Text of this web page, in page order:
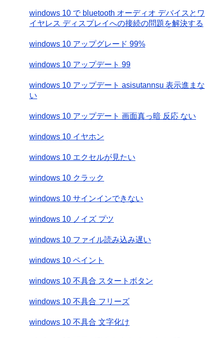
windows 10 で bluetooth オーディオ デバイスとワ
イヤレス ディスプレイへの接続の問題を解決する
windows 10 アップグレード 99%
windows 10 アップデート 99
windows 10 アップデート asisutannsu 表示進まな
い
windows 10 アップデート 画面真っ暗 反応 ない
windows 10 イヤホン
windows 10 エクセルが見たい
windows 10 クラック
windows 10 サインインできない
windows 10 ノイズ プツ
windows 10 ファイル読み込み遅い
windows 10 ペイント
windows 10 不具合 スタートボタン
windows 10 不具合 フリーズ
windows 10 不具合 文字化け